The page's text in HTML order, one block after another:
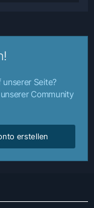
Seite?
Community
erstellen